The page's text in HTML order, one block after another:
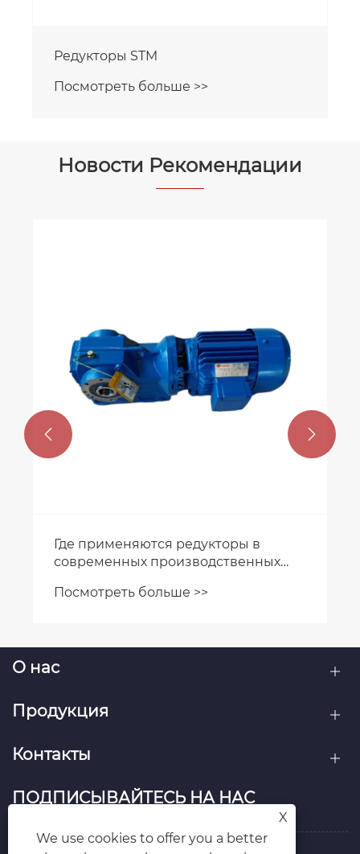
Редукторы STM
Посмотреть больше >>
Новости Рекомендации
Где применяются редукторы в
современных производственных
Посмотреть больше >>
 
О нас
Продукция
Контакты
ПОДПИСЫВАЙТЕСЬ НА НАС
X
We use cookies to offer you a better